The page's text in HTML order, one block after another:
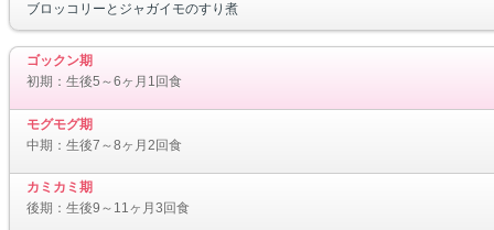
ブロッコリーとジャガイモのすり煮
ゴックン期
初期：生後5～6ヶ月1回食
モグモグ期
中期：生後7～8ヶ月2回食
カミカミ期
後期：生後9～11ヶ月3回食